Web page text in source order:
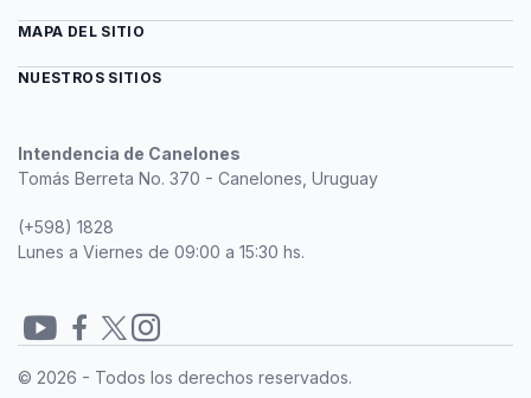
Intendencia de Canelones
Tomás Berreta No. 370 - Canelones, Uruguay
(+598) 1828
Lunes a Viernes de 09:00 a 15:30 hs.
MAPA DEL SITIO
NUESTROS SITIOS
© 2026 - Todos los derechos reservados.
Redes